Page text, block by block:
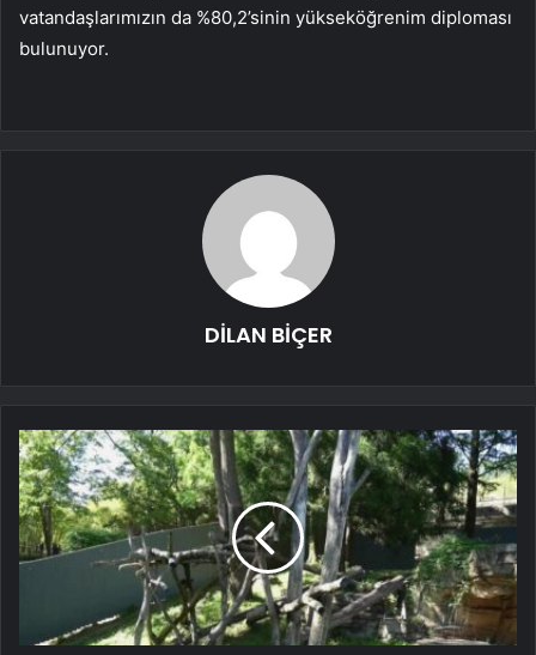
vatandaşlarımızın da %80,2’sinin yükseköğrenim diploması
bulunuyor.
DİLAN BİÇER